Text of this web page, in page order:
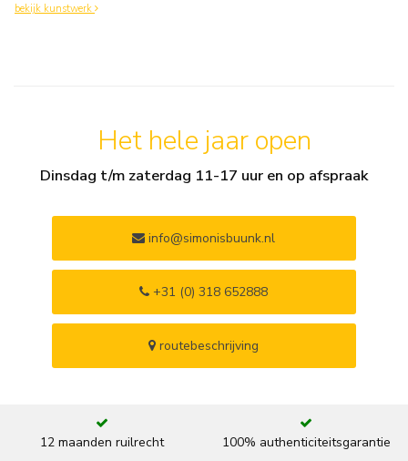
bekijk kunstwerk
Het hele jaar open
Dinsdag t/m zaterdag 11-17 uur en op afspraak
info@simonisbuunk.nl
+31 (0) 318 652888
routebeschrijving
12 maanden ruilrecht 100% authenticiteitsgarantie